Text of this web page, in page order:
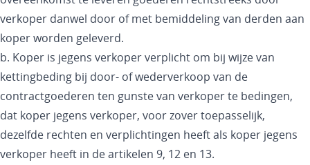
verkoper danwel door of met bemiddeling van derden aan
koper worden geleverd.
b. Koper is jegens verkoper verplicht om bij wijze van
kettingbeding bij door- of wederverkoop van de
contractgoederen ten gunste van verkoper te bedingen,
dat koper jegens verkoper, voor zover toepasselijk,
dezelfde rechten en verplichtingen heeft als koper jegens
verkoper heeft in de artikelen 9, 12 en 13.